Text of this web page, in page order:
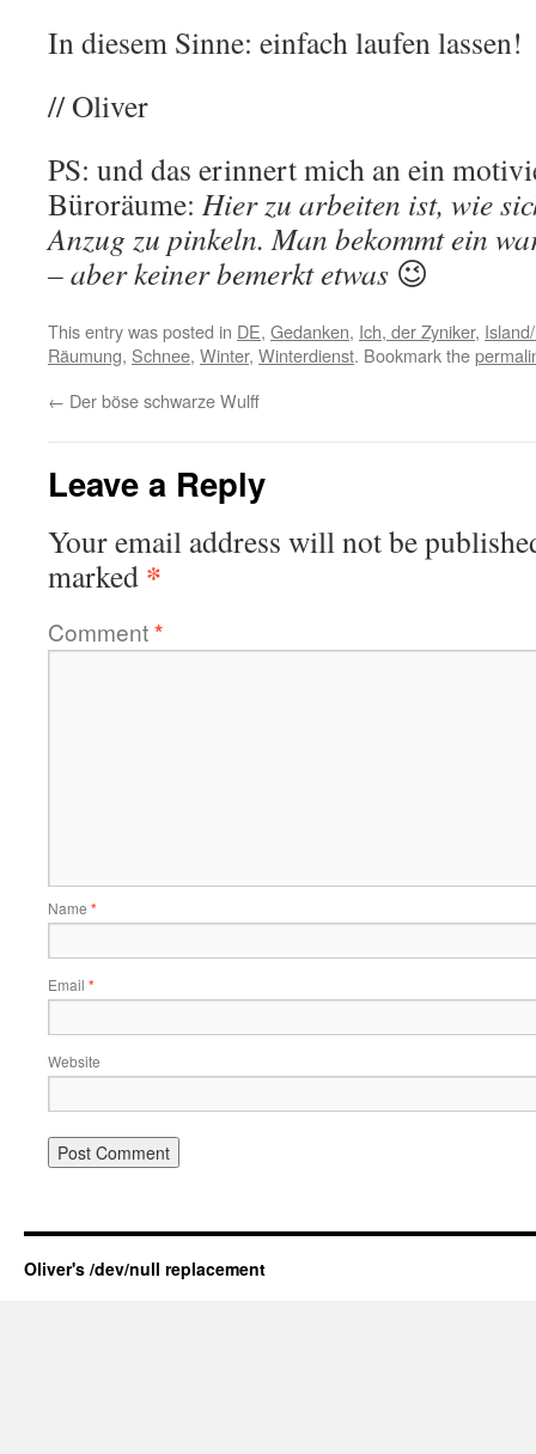
In diesem Sinne: einfach laufen lassen!
// Oliver
PS: und das erinnert mich an ein
Büroräume: Hier zu arbeiten ist, wie
Anzug zu pinkeln. Man bekommt ein
– aber keiner bemerkt etwas 😉
This entry was posted in DE, Gedanken, Ich, der Zyniker,
Räumung, Schnee, Winter, Winterdienst. Bookmark the
← Der böse schwarze Wulff
Leave a Reply
Your email address will not be
marked *
Comment*
Name *
Email *
Website
Oliver's /dev/null replacement